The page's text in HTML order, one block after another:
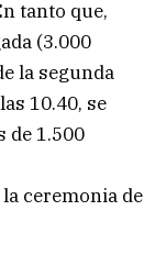
tanto que,
(3.000
la segunda
10.40, se
de 1.500
ceremonia de